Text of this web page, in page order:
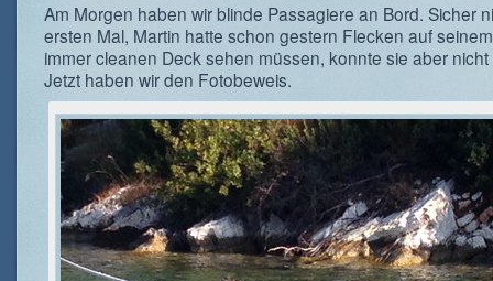
Am Morgen haben wir blinde Passagiere an Bord. Sicher
ersten Mal, Martin hatte schon gestern Flecken auf
immer cleanen Deck sehen müssen, konnte sie aber
Jetzt haben wir den Fotobeweis.